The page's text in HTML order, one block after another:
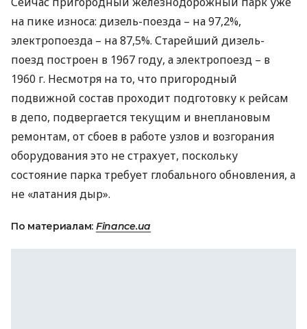
на пике износа: дизель-поезда – на 97,2%,
электропоезда – на 87,5%. Старейший дизель-
поезд построен в 1967 году, а электропоезд – в
1960 г. Несмотря на то, что пригородный
подвижной состав проходит подготовку к рейсам
в депо, подвергается текущим и внеплановым
ремонтам, от сбоев в работе узлов и возгорания
оборудования это не страхует, поскольку
состояние парка требует глобального обновления, а
не «латания дыр».
По материалам: Finance.ua